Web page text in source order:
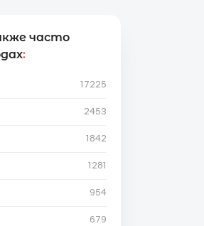
часто
:
17225
2453
1842
1281
954
679